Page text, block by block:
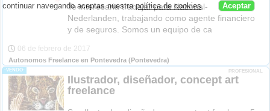
Te interesaria trabajar para National-
Nederlanden, trabajando como agente financiero
y de seguros. Somos un equipo de ca
06 de febrero de 2017
Autonomos Freelance en Pontevedra (Pontevedra)
-VENDO- PROFESIONAL
Ilustrador, diseñador, concept art
freelance
continuar navegando aceptas nuestrapolítica de cookies. Aceptar